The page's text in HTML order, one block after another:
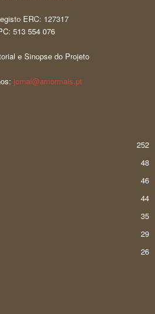
ERC: 127317
513 554 076
e Sinopse do Projeto
jornal@amormais.pt
252
48
46
44
35
29
26